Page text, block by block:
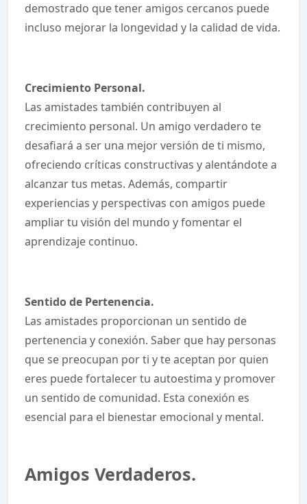
demostrado que tener amigos cercanos puede
incluso mejorar la longevidad y la calidad de vida.
Crecimiento Personal.
Las amistades también contribuyen al
crecimiento personal. Un amigo verdadero te
desafiará a ser una mejor versión de ti mismo,
ofreciendo críticas constructivas y alentándote a
alcanzar tus metas. Además, compartir
experiencias y perspectivas con amigos puede
ampliar tu visión del mundo y fomentar el
aprendizaje continuo.
Sentido de Pertenencia.
Las amistades proporcionan un sentido de
pertenencia y conexión. Saber que hay personas
que se preocupan por ti y te aceptan por quien
eres puede fortalecer tu autoestima y promover
un sentido de comunidad. Esta conexión es
esencial para el bienestar emocional y mental.
Amigos Verdaderos.